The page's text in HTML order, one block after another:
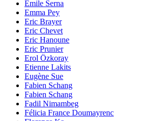
Emile Serna
Emma Pey
Eric Brayer
Eric Chevet
Eric Hanoune
Eric Prunier
Erol Özkoray
Etienne Lakits
Eugène Sue
Fabien Schang
Fabien Schang
Fadil Nimambeg
Félicia France Doumayrenc